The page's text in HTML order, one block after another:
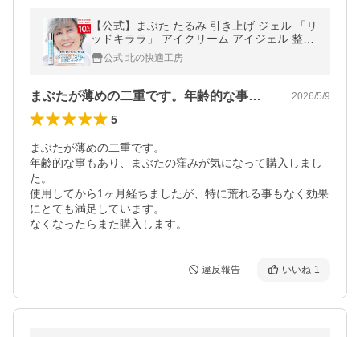
【公式】まぶた たるみ 引き上げ ジェル 「リ
ッドキララ」 アイクリーム アイジェル 整形
膜 で パッチリ 北の快適工房 爆買 超PayPay
祭 セール
公式 北の快適工房
まぶたが薄めの二重です。年齢的な事もあ… 2026/5/9
5
まぶたが薄めの二重です。
年齢的な事もあり、まぶたの窪みが気になって購入しまし
た。
使用してから1ヶ月経ちましたが、特に荒れる事もなく効果
にとても満足しています。
なくなったらまた購入します。
違反報告 いいね 1